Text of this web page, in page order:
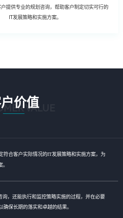
提供专业的规划咨询，帮助客户制定切实可行的
IT发展策略和实施方案。
价值
VALUE
符合客户实际情况的IT发展策略和实施方案，为
询，还能执行和监控策略实施的过程，并在必要
保长期的落实和卓越的结果。